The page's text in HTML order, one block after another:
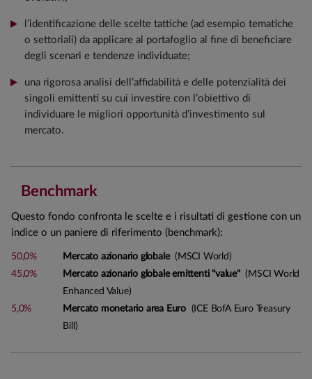
l’identificazione delle scelte tattiche (ad esempio tematiche
o settoriali) da applicare al portafoglio al fine di beneficiare
degli scenari e tendenze individuate;
una rigorosa analisi dell’affidabilità e delle potenzialità dei
singoli emittenti su cui investire con l’obiettivo di
individuare le migliori opportunità d’investimento sul
mercato.
Benchmark
Questo fondo confronta le scelte e i risultati di gestione con un
indice o un paniere di riferimento (benchmark):
50,0% Mercato azionario globale(MSCI World)
45,0%
Mercato azionario globale emittenti "value"(MSCI World
Enhanced Value)
5,0%
Mercato monetario area Euro (ICE BofA Euro Treasury
Bill)